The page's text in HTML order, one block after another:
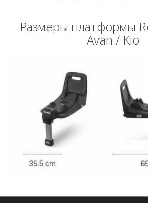
Размеры платформы
Avan / Kio